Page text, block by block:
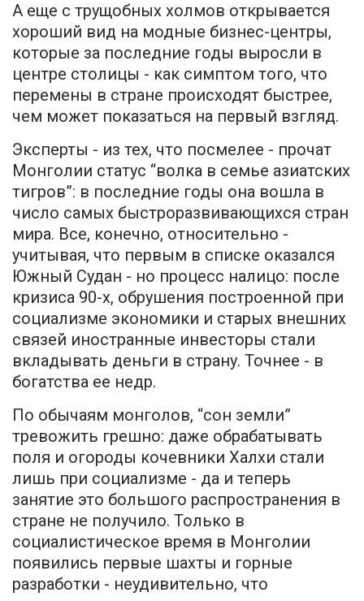
А еще с трущобных холмов открывается
хороший вид на модные бизнес-центры,
которые за последние годы выросли в
центре столицы - как симптом того, что
перемены в стране происходят быстрее,
чем может показаться на первый взгляд.
Эксперты - из тех, что посмелее - прочат
Монголии статус “волка в семье азиатских
тигров”: в последние годы она вошла в
число самых быстроразвивающихся стран
мира. Все, конечно, относительно -
учитывая, что первым в списке оказался
Южный Судан - но процесс налицо: после
кризиса 90-х, обрушения построенной при
социализме экономики и старых внешних
связей иностранные инвесторы стали
вкладывать деньги в страну. Точнее - в
богатства ее недр.
По обычаям монголов, “сон земли”
тревожить грешно: даже обрабатывать
поля и огороды кочевники Халхи стали
лишь при социализме - да и теперь
занятие это большого распространения в
стране не получило. Только в
социалистическое время в Монголии
появились первые шахты и горные
разработки - неудивительно, что